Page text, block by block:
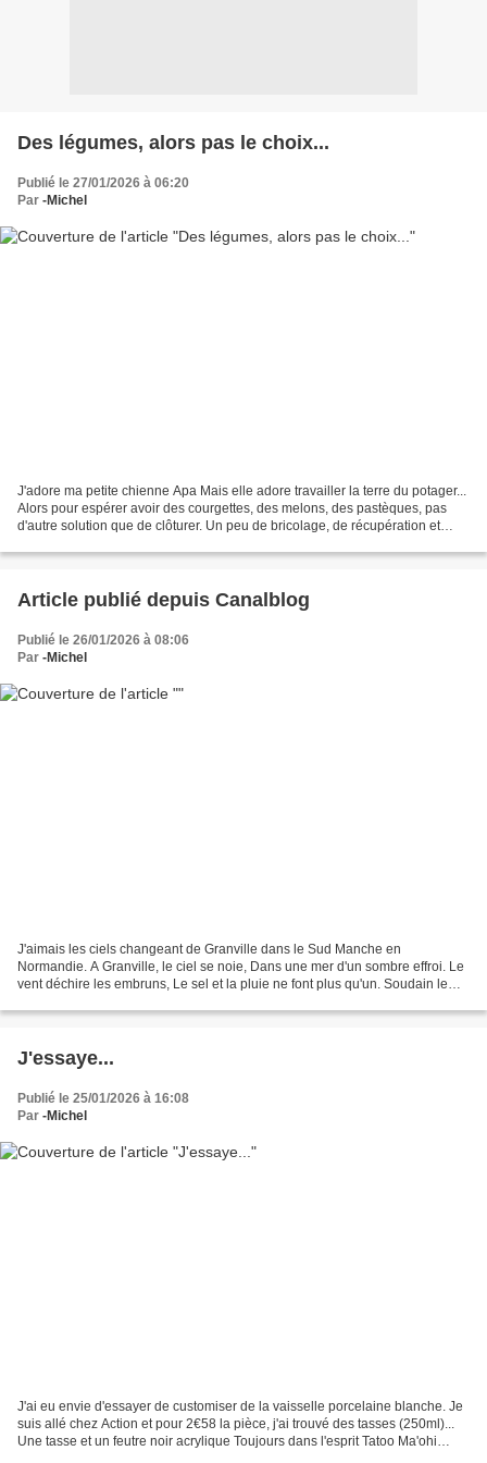
Des légumes, alors pas le choix...
Publié le 27/01/2026 à 06:20
Par -Michel
J'adore ma petite chienne Apa Mais elle adore travailler la terre du potager...
Alors pour espérer avoir des courgettes, des melons, des pastèques, pas
d'autre solution que de clôturer. Un peu de bricolage, de récupération et
Article publié depuis Canalblog
Publié le 26/01/2026 à 08:06
Par -Michel
J'aimais les ciels changeant de Granville dans le Sud Manche en
Normandie. A Granville, le ciel se noie, Dans une mer d'un sombre effroi. Le
vent déchire les embruns, Le sel et la pluie ne font plus qu'un. Soudain le
J'essaye...
Publié le 25/01/2026 à 16:08
Par -Michel
J'ai eu envie d'essayer de customiser de la vaisselle porcelaine blanche. Je
suis allé chez Action et pour 2€58 la pièce, j'ai trouvé des tasses (250ml)...
Une tasse et un feutre noir acrylique Toujours dans l'esprit Tatoo Ma'ohi